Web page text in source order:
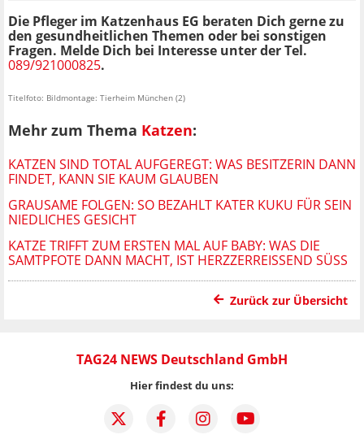
Die Pfleger im Katzenhaus EG beraten Dich gerne zu
den gesundheitlichen Themen oder bei sonstigen
Fragen. Melde Dich bei Interesse unter der Tel.
089/921000825.
Titelfoto: Bildmontage: Tierheim München (2)
Mehr zum Thema Katzen:
KATZEN SIND TOTAL AUFGEREGT: WAS BESITZERIN DANN
FINDET, KANN SIE KAUM GLAUBEN
GRAUSAME FOLGEN: SO BEZAHLT KATER KUKU FÜR SEIN
NIEDLICHES GESICHT
KATZE TRIFFT ZUM ERSTEN MAL AUF BABY: WAS DIE
SAMTPFOTE DANN MACHT, IST HERZZERREISSEND SÜSS
Zurück zur Übersicht
TAG24 NEWS Deutschland GmbH
Hier findest du uns: